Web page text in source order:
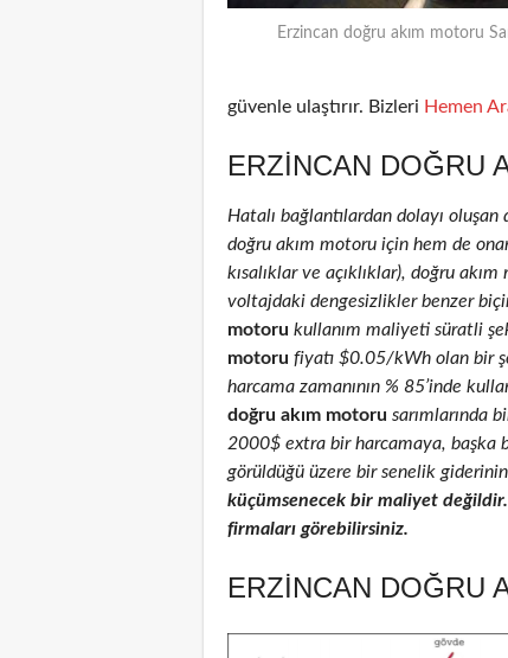
Erzincan doğru akım motoru
güvenle ulaştırır. Bizleri Hemen
ERZINCAN DOĞRU
Hatalı bağlantılardan dolayı
doğru akım motoru için hem de
kısalıklar ve açıklıklar), doğru
voltajdaki dengesizlikler benzer
motoru kullanım maliyeti süratli
motoru fiyatı $0.05/kWh olan bir
harcama zamanının % 85’inde
doğru akım motoru sarımlarında
2000$ extra bir harcamaya, başka
görüldüğü üzere bir senelik
küçümsenecek bir maliyet değildir.
firmaları görebilirsiniz.
ERZINCAN DOĞRU